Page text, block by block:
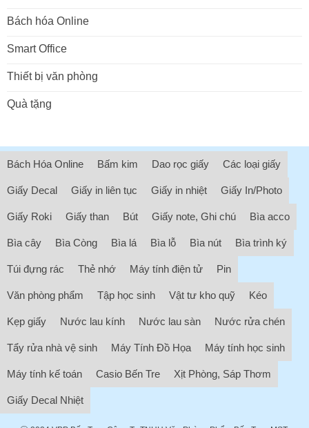
Bách hóa Online
Smart Office
Thiết bị văn phòng
Quà tặng
Bách Hóa Online Bấm kim Dao rọc giấy Các loại giấy
Giấy Decal Giấy in liên tục Giấy in nhiệt Giấy In/Photo
Giấy Roki Giấy than Bút Giấy note, Ghi chú Bìa acco
Bìa cây Bìa Còng Bìa lá Bìa lỗ Bìa nút Bìa trình ký
Túi đựng rác Thẻ nhớ Máy tính điện tử Pin
Văn phòng phẩm Tập học sinh Vật tư kho quỹ Kéo
Kẹp giấy Nước lau kính Nước lau sàn Nước rửa chén
Tẩy rửa nhà vệ sinh Máy Tính Đồ Họa Máy tính học sinh
Máy tính kế toán Casio Bến Tre Xịt Phòng, Sáp Thơm
Giấy Decal Nhiệt